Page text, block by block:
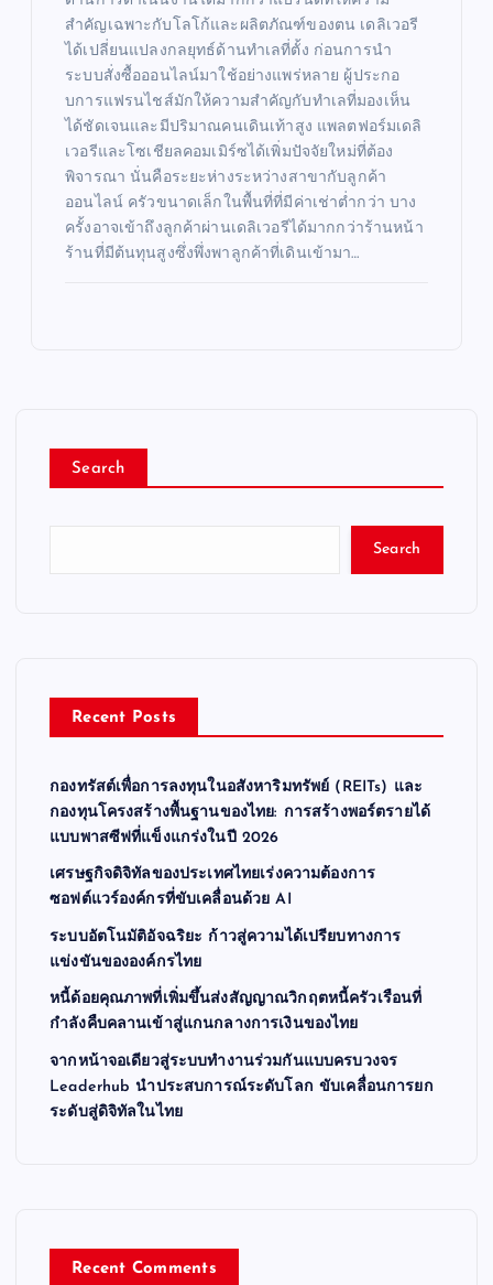
สำคัญเฉพาะกับโลโก้และผลิตภัณฑ์ของตน เดลิเวอรี
ได้เปลี่ยนแปลงกลยุทธ์ด้านทำเลที่ตั้ง ก่อนการนำ
ระบบสั่งซื้อออนไลน์มาใช้อย่างแพร่หลาย ผู้ประกอ
บการแฟรนไชส์มักให้ความสำคัญกับทำเลที่มองเห็น
ได้ชัดเจนและมีปริมาณคนเดินเท้าสูง แพลตฟอร์มเดลิ
เวอรีและโซเชียลคอมเมิร์ซได้เพิ่มปัจจัยใหม่ที่ต้อง
พิจารณา นั่นคือระยะห่างระหว่างสาขากับลูกค้า
ออนไลน์ ครัวขนาดเล็กในพื้นที่ที่มีค่าเช่าต่ำกว่า บาง
ครั้งอาจเข้าถึงลูกค้าผ่านเดลิเวอรีได้มากกว่าร้านหน้า
ร้านที่มีต้นทุนสูงซึ่งพึ่งพาลูกค้าที่เดินเข้ามา…
Search
Search
Recent Posts
กองทรัสต์เพื่อการลงทุนในอสังหาริมทรัพย์ (REITs) และ
กองทุนโครงสร้างพื้นฐานของไทย: การสร้างพอร์ตรายได้
แบบพาสซีฟที่แข็งแกร่งในปี 2026
เศรษฐกิจดิจิทัลของประเทศไทยเร่งความต้องการ
ซอฟต์แวร์องค์กรที่ขับเคลื่อนด้วย AI
ระบบอัตโนมัติอัจฉริยะ ก้าวสู่ความได้เปรียบทางการ
แข่งขันขององค์กรไทย
หนี้ด้อยคุณภาพที่เพิ่มขึ้นส่งสัญญาณวิกฤตหนี้ครัวเรือนที่
กำลังคืบคลานเข้าสู่แกนกลางการเงินของไทย
จากหน้าจอเดียวสู่ระบบทำงานร่วมกันแบบครบวงจร
Leaderhub นำประสบการณ์ระดับโลก ขับเคลื่อนการยก
ระดับสู่ดิจิทัลในไทย
Recent Comments